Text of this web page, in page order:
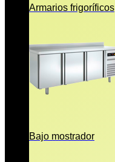
Armarios frigoríficos
Bajo mostrador